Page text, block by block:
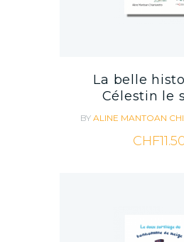
La belle
Célestin le
BY ALINE MANTOAN
CHF